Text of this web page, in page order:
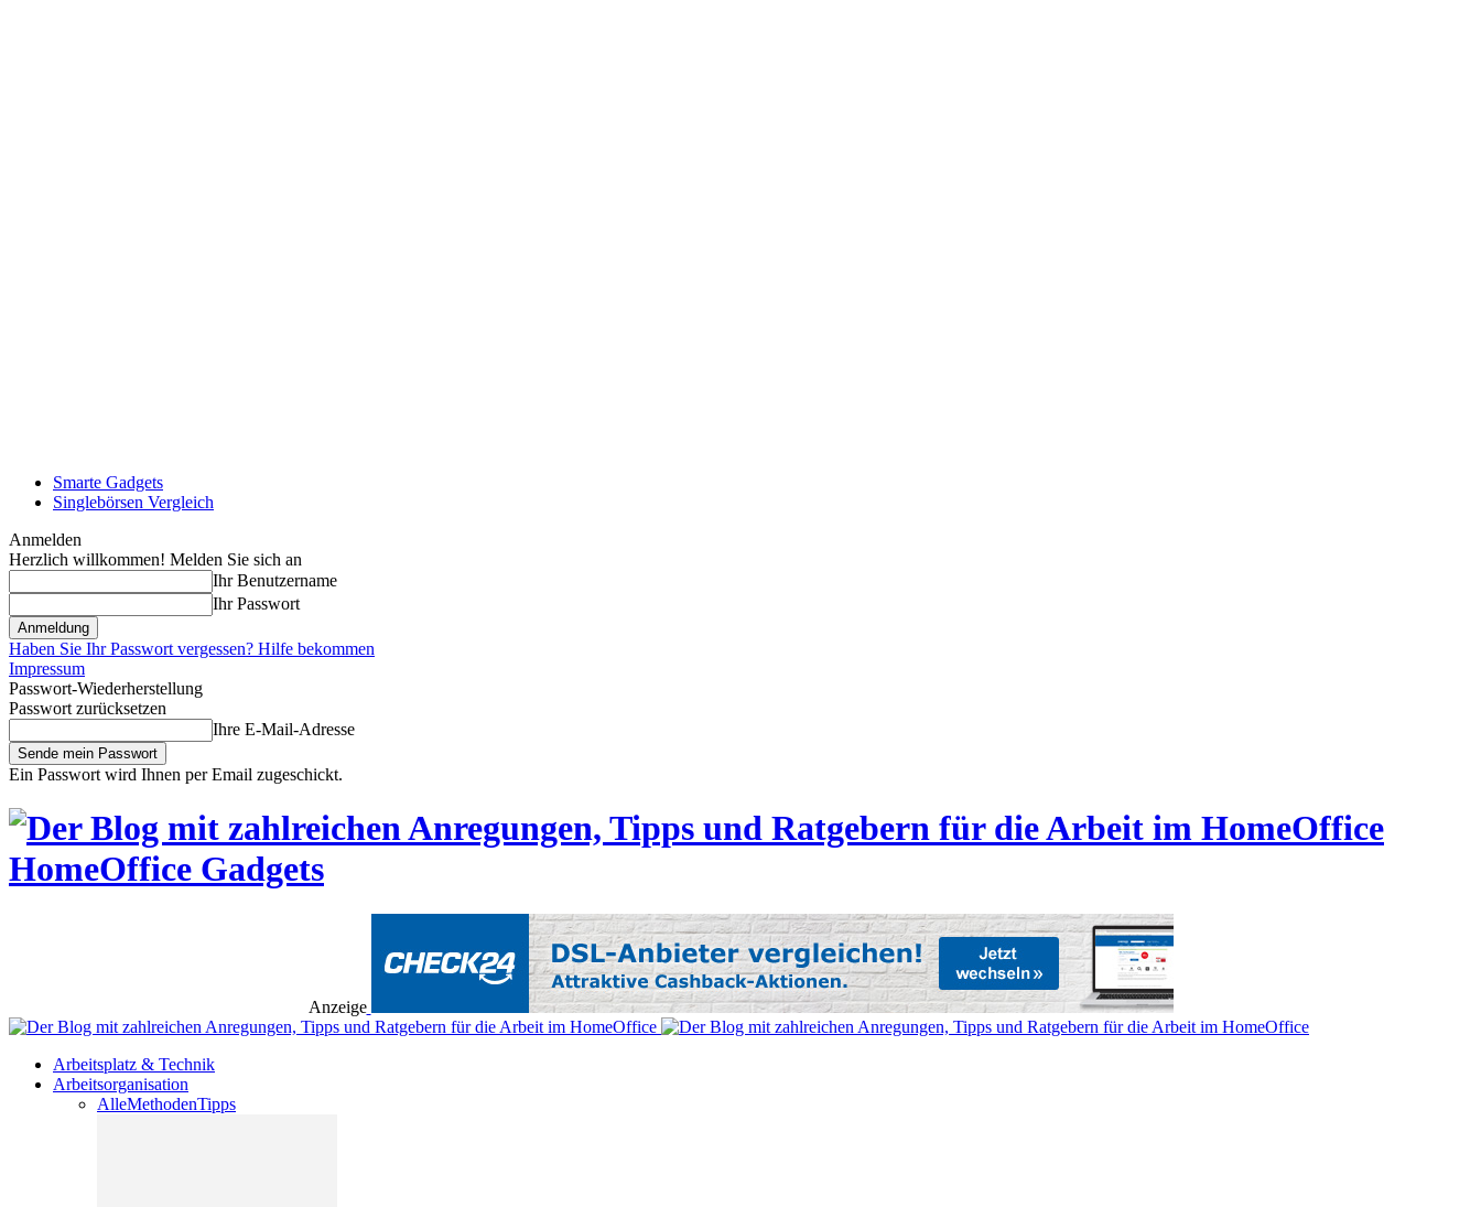
Smarte Gadgets
Singlebörsen Vergleich
Anmelden
Herzlich willkommen! Melden Sie sich an
Ihr Benutzername
Ihr Passwort
Haben Sie Ihr Passwort vergessen? Hilfe bekommen
Impressum
Passwort-Wiederherstellung
Passwort zurücksetzen
Ihre E-Mail-Adresse
Ein Passwort wird Ihnen per Email zugeschickt.
HomeOffice Gadgets
Anzeige
Arbeitsplatz & Technik
Arbeitsorganisation
AlleMethodenTipps